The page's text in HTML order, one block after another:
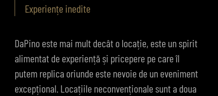
Experiențe inedite
DaPino este mai mult decât o locație, este un spirit
alimentat de experiență și pricepere pe care îl
putem replica oriunde este nevoie de un eveniment
excepțional. Locațiile neconvenționale sunt a doua